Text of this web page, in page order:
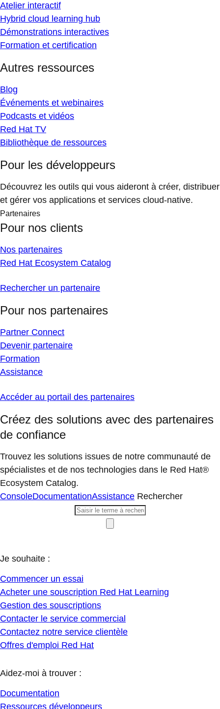
Atelier interactif
Hybrid cloud learning hub
Démonstrations interactives
Formation et certification
Autres ressources
Blog
Événements et webinaires
Podcasts et vidéos
Red Hat TV
Bibliothèque de ressources
Pour les développeurs
Découvrez les outils qui vous aideront à créer, distribuer
et gérer vos applications et services cloud-native.
Partenaires
Pour nos clients
Nos partenaires
Red Hat Ecosystem Catalog
Rechercher un partenaire
Pour nos partenaires
Partner Connect
Devenir partenaire
Formation
Assistance
Accéder au portail des partenaires
Créez des solutions avec des partenaires
de confiance
Trouvez les solutions issues de notre communauté de
spécialistes et de nos technologies dans le Red Hat®
Ecosystem Catalog.
ConsoleDocumentationAssistance Rechercher
Je souhaite :
Commencer un essai
Acheter une souscription Red Hat Learning
Gestion des souscriptions
Contacter le service commercial
Contactez notre service clientèle
Offres d'emploi Red Hat
Aidez-moi à trouver :
Documentation
Ressources développeurs